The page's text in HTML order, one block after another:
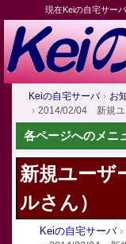
現在Keiの自宅サー
Keiの自宅サーバ
お
2014/02/04 新規ユ
各ページへのメニ
新規ユーザ
ルさん）
Keiの自宅サーバ